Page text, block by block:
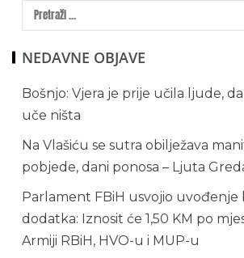
NEDAVNE OBJAVE
Bošnjo: Vjera je prije učila ljude,
uče ništa
Na Vlašiću se sutra obilježava
pobjede, dani ponosa – Ljuta
Parlament FBiH usvojio uvođenje
dodatka: Iznosit će 1,50 KM po
Armiji RBiH, HVO-u i MUP-u